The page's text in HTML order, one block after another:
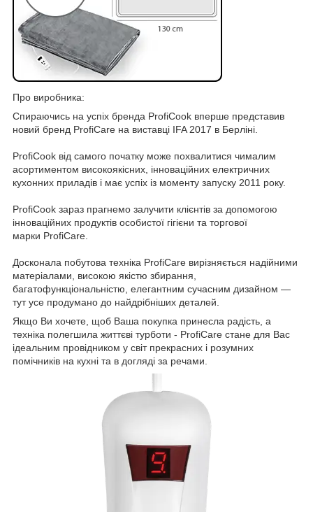
Про виробника:
Спираючись на успіх бренда ProfiCook вперше представив
новий бренд ProfiCare на виставці IFA 2017 в Берліні.
ProfiCook від самого початку може похвалитися чималим
асортиментом високоякісних, інноваційних електричних
кухонних приладів і має успіх із моменту запуску 2011 року.
ProfiCook зараз прагнемо залучити клієнтів за допомогою
інноваційних продуктів особистої гігієни та торгової
марки ProfiCare.
Досконала побутова техніка ProfiCare вирізняється надійними
матеріалами, високою якістю збирання,
багатофункціональністю, елегантним сучасним дизайном —
тут усе продумано до найдрібніших деталей.
Якщо Ви хочете, щоб Ваша покупка принесла радість, а
техніка полегшила життєві турботи - ProfiCare стане для Вас
ідеальним провідником у світ прекрасних і розумних
помічників на кухні та в догляді за речами.